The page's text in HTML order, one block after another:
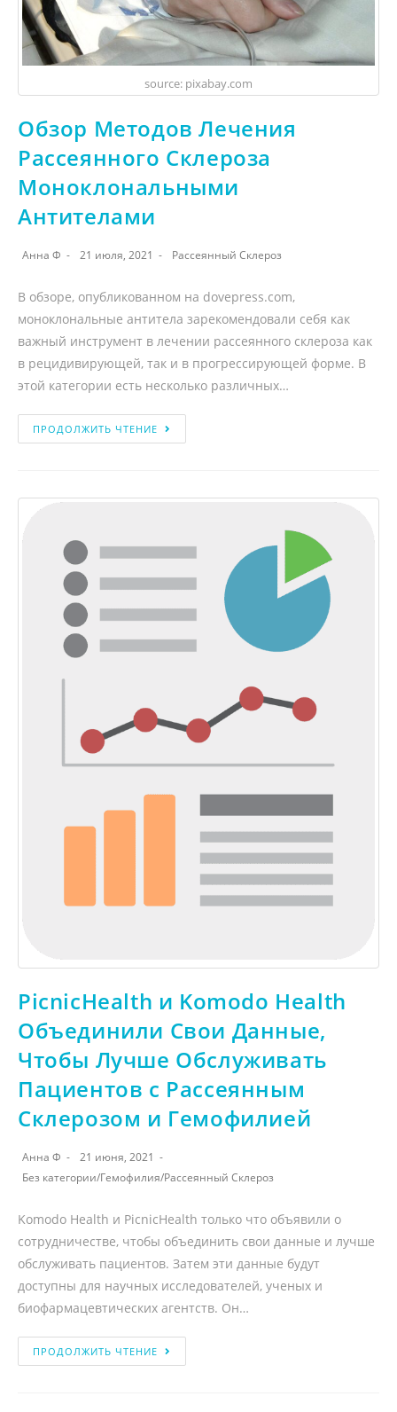
source: pixabay.com
Обзор Методов Лечения
Рассеянного Склероза
Моноклональными
Антителами
Анна Ф 21 июля, 2021 Рассеянный Склероз
В обзоре, опубликованном на dovepress.com,
моноклональные антитела зарекомендовали себя как
важный инструмент в лечении рассеянного склероза как
в рецидивирующей, так и в прогрессирующей форме. В
этой категории есть несколько различных…
ПРОДОЛЖИТЬ ЧТЕНИЕ
PicnicHealth и Komodo Health
Объединили Свои Данные,
Чтобы Лучше Обслуживать
Пациентов с Рассеянным
Склерозом и Гемофилией
Анна Ф
21 июня, 2021
Без категории/Гемофилия/Рассеянный Склероз
Komodo Health и PicnicHealth только что объявили о
сотрудничестве, чтобы объединить свои данные и лучше
обслуживать пациентов. Затем эти данные будут
доступны для научных исследователей, ученых и
биофармацевтических агентств. Он…
ПРОДОЛЖИТЬ ЧТЕНИЕ